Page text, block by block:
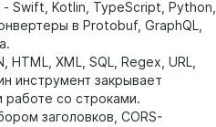
- Swift, Kotlin, TypeScript, Python,
в Protobuf, GraphQL,
XML, SQL, Regex, URL,
инструмент закрывает
со строками.
заголовков, CORS-